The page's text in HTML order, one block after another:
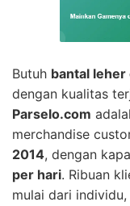
Butuh bantal leher
dengan kualitas
Parselo.com
merchandise
2014, dengan
per hari. Ribuan
mulai dari